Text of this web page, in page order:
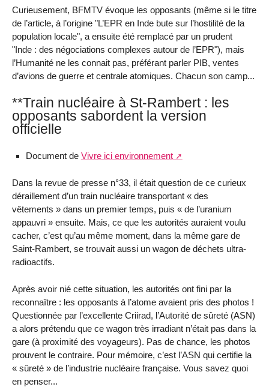
Curieusement, BFMTV évoque les opposants (même si le titre
de l’article, à l’origine "L’EPR en Inde bute sur l’hostilité de la
population locale", a ensuite été remplacé par un prudent
"Inde : des négociations complexes autour de l’EPR"), mais
l’Humanité ne les connait pas, préférant parler PIB, ventes
d’avions de guerre et centrale atomiques. Chacun son camp...
**Train nucléaire à St-Rambert : les
opposants sabordent la version
officielle
Document de Vivre ici environnement
Dans la revue de presse n°33, il était question de ce curieux
déraillement d’un train nucléaire transportant « des
vêtements » dans un premier temps, puis « de l’uranium
appauvri » ensuite. Mais, ce que les autorités auraient voulu
cacher, c’est qu’au même moment, dans la même gare de
Saint-Rambert, se trouvait aussi un wagon de déchets ultra-
radioactifs.
Après avoir nié cette situation, les autorités ont fini par la
reconnaître : les opposants à l’atome avaient pris des photos !
Questionnée par l’excellente Criirad, l’Autorité de sûreté (ASN)
a alors prétendu que ce wagon très irradiant n’était pas dans la
gare (à proximité des voyageurs). Pas de chance, les photos
prouvent le contraire. Pour mémoire, c’est l’ASN qui certifie la
« sûreté » de l’industrie nucléaire française. Vous savez quoi
en penser...